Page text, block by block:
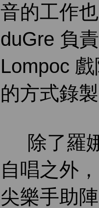
音的工作
duGre 負
Lompoc
的方式錄
除了羅
自唱之外
尖樂手助